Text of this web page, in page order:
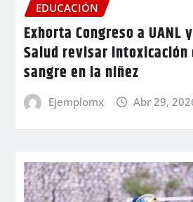
EDUCACIÓN
Exhorta Congreso a UANL
Salud revisar intoxicación
sangre en la niñez
Ejemplomx Abr 29,